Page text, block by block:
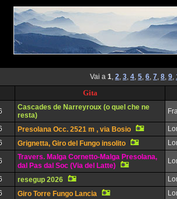
Vai a 1, 2, 3, 4, 5, 6, 7, 8, 9,
Gita
Cascades de Narreyroux (o quel che ne
resta)
Presolana Occ. 2521 m , via Bosio
Grignetta, Giro del Fungo insolito
Travers. Malga Cornetto-Malga Presolana,
dal Pas dal Soc (Via del Latte)
resegup 2026
Giro Torre Fungo Lancia